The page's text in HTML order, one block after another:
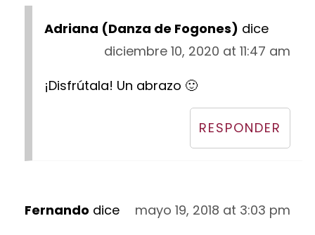
Adriana (Danza de Fogones) dice
diciembre 10, 2020 at 11:47 am
¡Disfrútala! Un abrazo 🙂
RESPONDER
Fernando dice mayo 19, 2018 at 3:03 pm